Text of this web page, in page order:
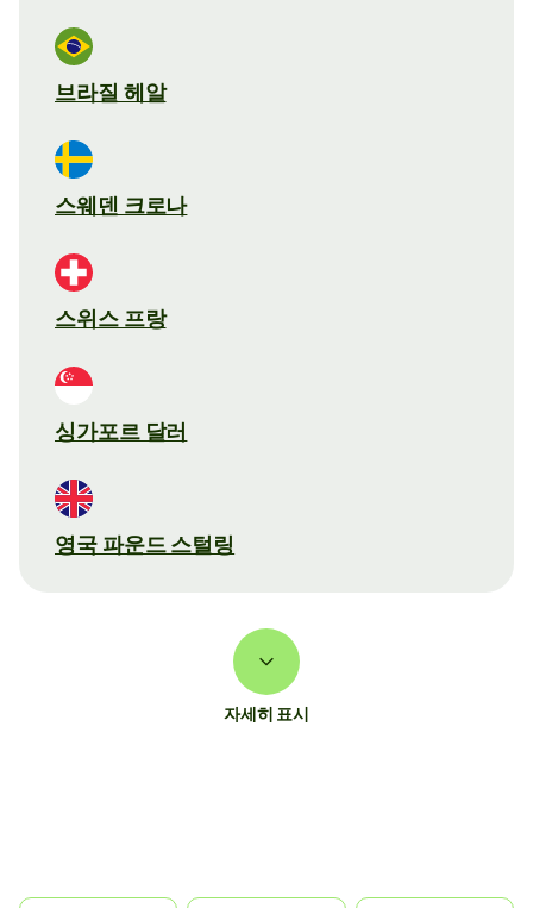
브라질 헤알
스웨덴 크로나
스위스 프랑
싱가포르 달러
영국 파운드 스털링
자세히 표시